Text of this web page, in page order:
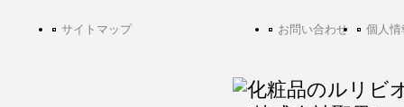
サイトマップ お問い合わせ 個人情